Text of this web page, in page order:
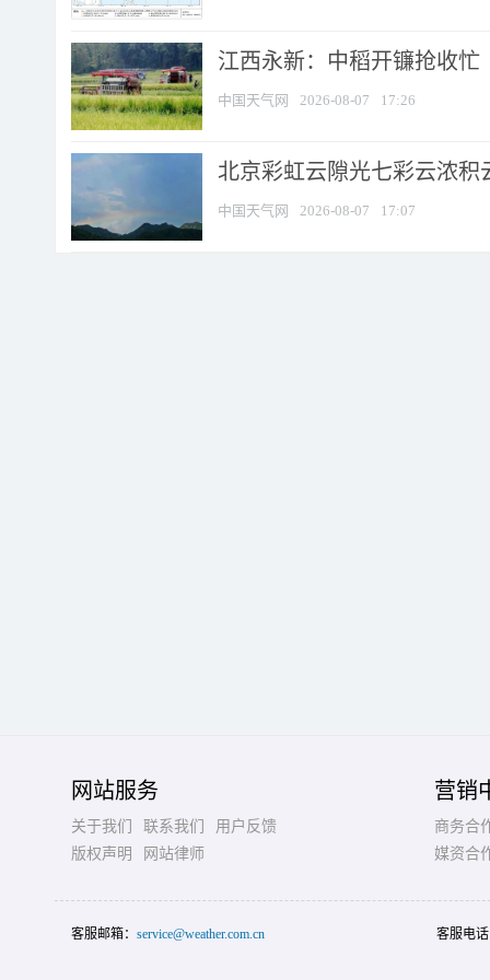
江西永新：中稻开镰抢收忙
中国天气网 2026-08-07 17:26
北京彩虹云隙光七彩云浓积
中国天气网 2026-08-07 17:07
网站服务
关于我们 联系我们
用户反馈
版权声明
网站律师
营销
商务合
媒资合
客服邮箱： service@weather.com.cn 客服电